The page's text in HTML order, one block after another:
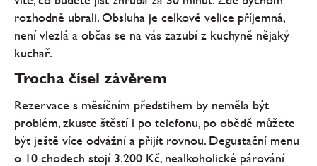
rozhodně ubrali. Obsluha je celkově velice příjemná,
není vlezlá a občas se na vás zazubí z kuchyně nějaký
kuchař.
Trocha čísel závěrem
Rezervace s měsíčním předstihem by neměla být
problém, zkuste štěstí i po telefonu, po obědě můžete
být ještě více odvážní a přijít rovnou. Degustační menu
o 10 chodech stojí 3.200 Kč, nealkoholické párování